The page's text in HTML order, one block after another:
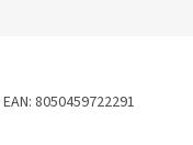
EAN: 8050459722291